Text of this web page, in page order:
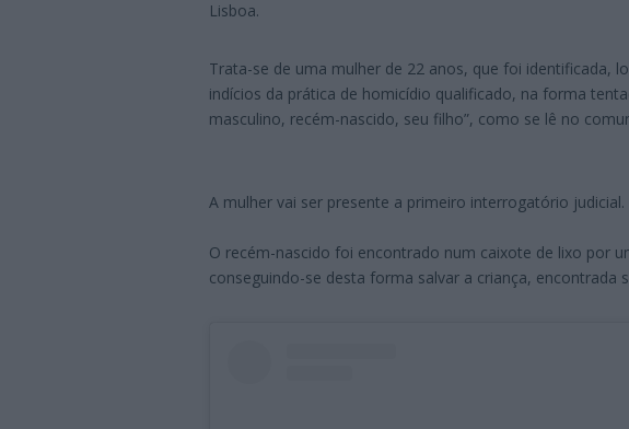
Lisboa.
Trata-se de uma mulher de 22 anos, que foi identificada,
indícios da prática de homicídio qualificado, na forma
masculino, recém-nascido, seu filho”, como se lê no
A mulher vai ser presente a primeiro interrogatório judicial.
O recém-nascido foi encontrado num caixote de lixo por
conseguindo-se desta forma salvar a criança, encontrada